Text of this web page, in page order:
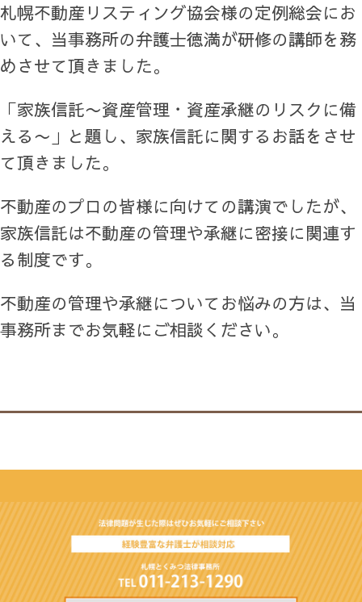
札幌不動産リスティング協会様の定例総会にお
いて、当事務所の弁護士徳満が研修の講師を務
めさせて頂きました。
「家族信託〜資産管理・資産承継のリスクに備
える〜」と題し、家族信託に関するお話をさせ
て頂きました。
不動産のプロの皆様に向けての講演でしたが、
家族信託は不動産の管理や承継に密接に関連す
る制度です。
不動産の管理や承継についてお悩みの方は、当
事務所までお気軽にご相談ください。